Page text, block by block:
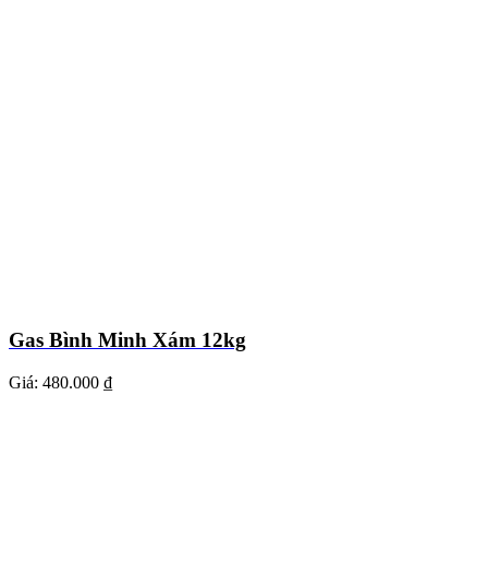
Gas Bình Minh Xám 12kg
Giá: 480.000 ₫